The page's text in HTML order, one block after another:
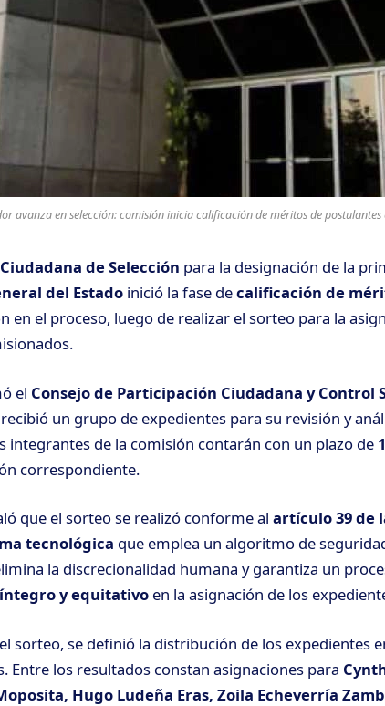
avanza en selección: comisión inicia calificación de méritos de
de Selección para la designación de la
del Estado inició la fase decalificación de
en el proceso, luego de realizar el sorteo para la
el Consejo de Participación Ciudadana y Control
un grupo de expedientes para su revisión y
integrantes de la comisión contarán con un plazo de
correspondiente.
que el sorteo se realizó conforme al artículo 39 de
tecnológica que emplea un algoritmo de
la discrecionalidad humana y garantiza un
y equitativo en la asignación de los
sorteo, se definió la distribución de los expedientes
Entre los resultados constan asignaciones para
Hugo Ludeña Eras, Zoila Echeverría